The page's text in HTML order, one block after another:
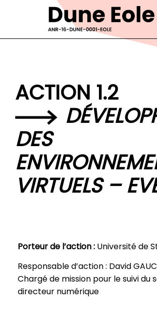
ACTION 1.2
DES
VIRTUELS –
Porteur de l’action : Université de
Responsable d’action : David
Chargé de mission pour le suivi du
directeur numérique